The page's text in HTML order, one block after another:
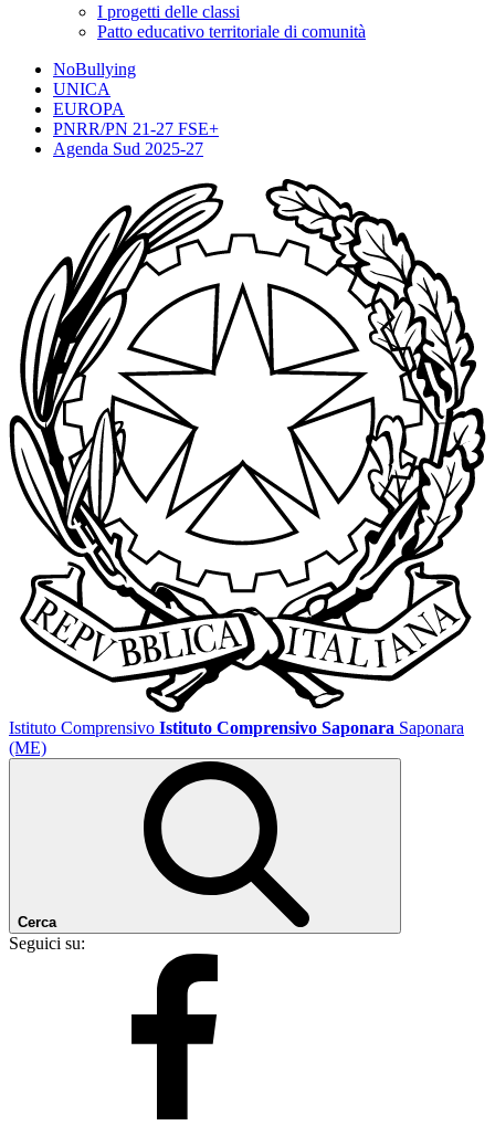
I progetti delle classi
Patto educativo territoriale di comunità
NoBullying
UNICA
EUROPA
PNRR/PN 21-27 FSE+
Agenda Sud 2025-27
Istituto Comprensivo Istituto Comprensivo Saponara Saponara
(ME)
Cerca
Seguici su: